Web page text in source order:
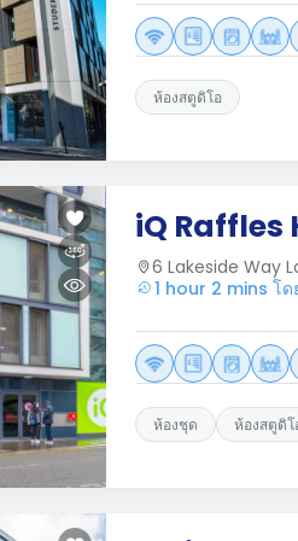
ห้องสตูดิโอ
iQ Raffles
6 Lakeside Way
1 hour 2 mins โ
ห้องชุด ห้องสตูดิโ